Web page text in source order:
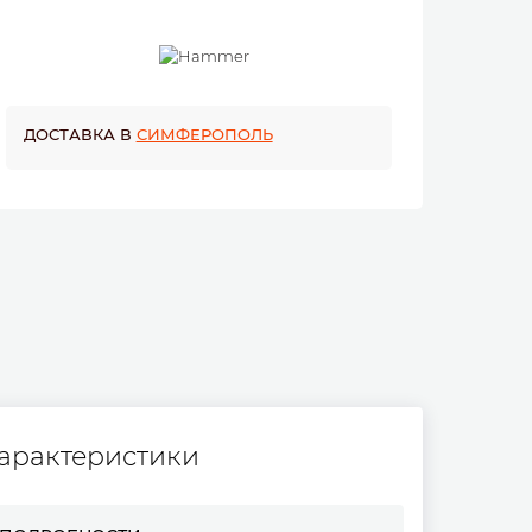
ДОСТАВКА В СИМФЕРОПОЛЬ